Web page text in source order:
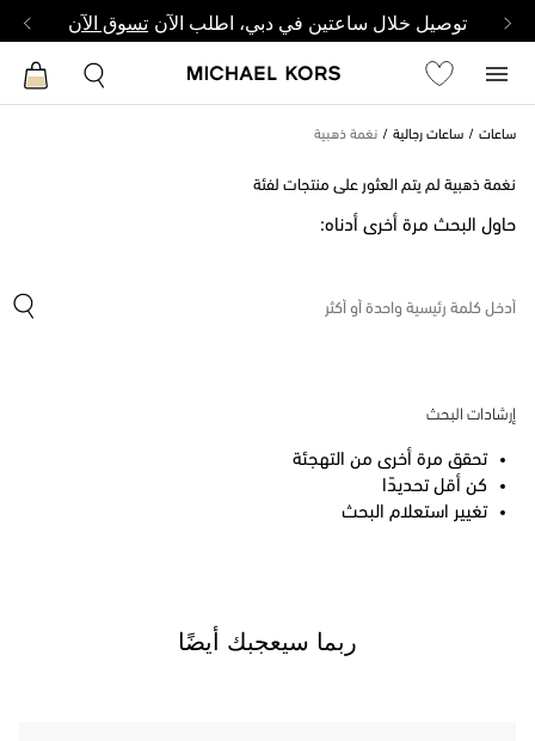
توصيل خلال ساعتين في دبي، اطلب الآن تسوق الآن
ساعات ساعات رجالية نغمة ذهبية
نغمة ذهبية لم يتم العثور على منتجات لفئة
حاول البحث مرة أخرى أدناه:
إرشادات البحث
تحقق مرة أخرى من التهجئة
كن أقل تحديدًا
تغيير استعلام البحث
ربما سيعجبك أيضًا